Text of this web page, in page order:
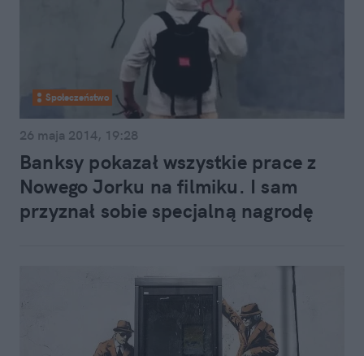
Społeczeństwo
26 maja 2014, 19:28
Banksy pokazał wszystkie prace z
Nowego Jorku na filmiku. I sam
przyznał sobie specjalną nagrodę